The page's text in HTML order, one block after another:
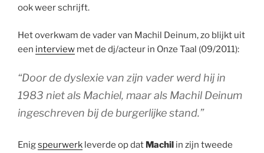
ook weer schrijft.
Het overkwam de vader van Machil Deinum, zo blijkt uit
een interview met de dj/acteur in Onze Taal (09/2011):
“Door de dyslexie van zijn vader werd hij in
1983 niet als Machiel, maar als Machil Deinum
ingeschreven bij de burgerlijke stand.”
Enigspeurwerk leverde op dat Machil in zijn tweede